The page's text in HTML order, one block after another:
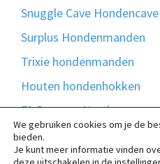
Snuggle Cave Hondencave
Surplus Hondenmanden
Trixie hondenmanden
Houten hondenhokken
51 Degrees North
Bontmand
Madison Friends
We gebruiken cookies om je de
bieden.
Je kunt meer informatie vinden